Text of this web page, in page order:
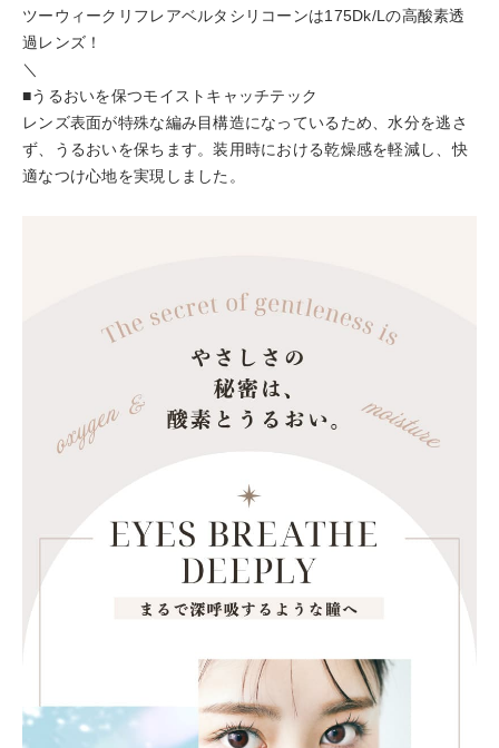
ツーウィークリフレアベルタシリコーンは175Dk/Lの高酸素透
過レンズ！
＼
■うるおいを保つモイストキャッチテック
レンズ表面が特殊な編み目構造になっているため、水分を逃さ
ず、うるおいを保ちます。装用時における乾燥感を軽減し、快
適なつけ心地を実現しました。